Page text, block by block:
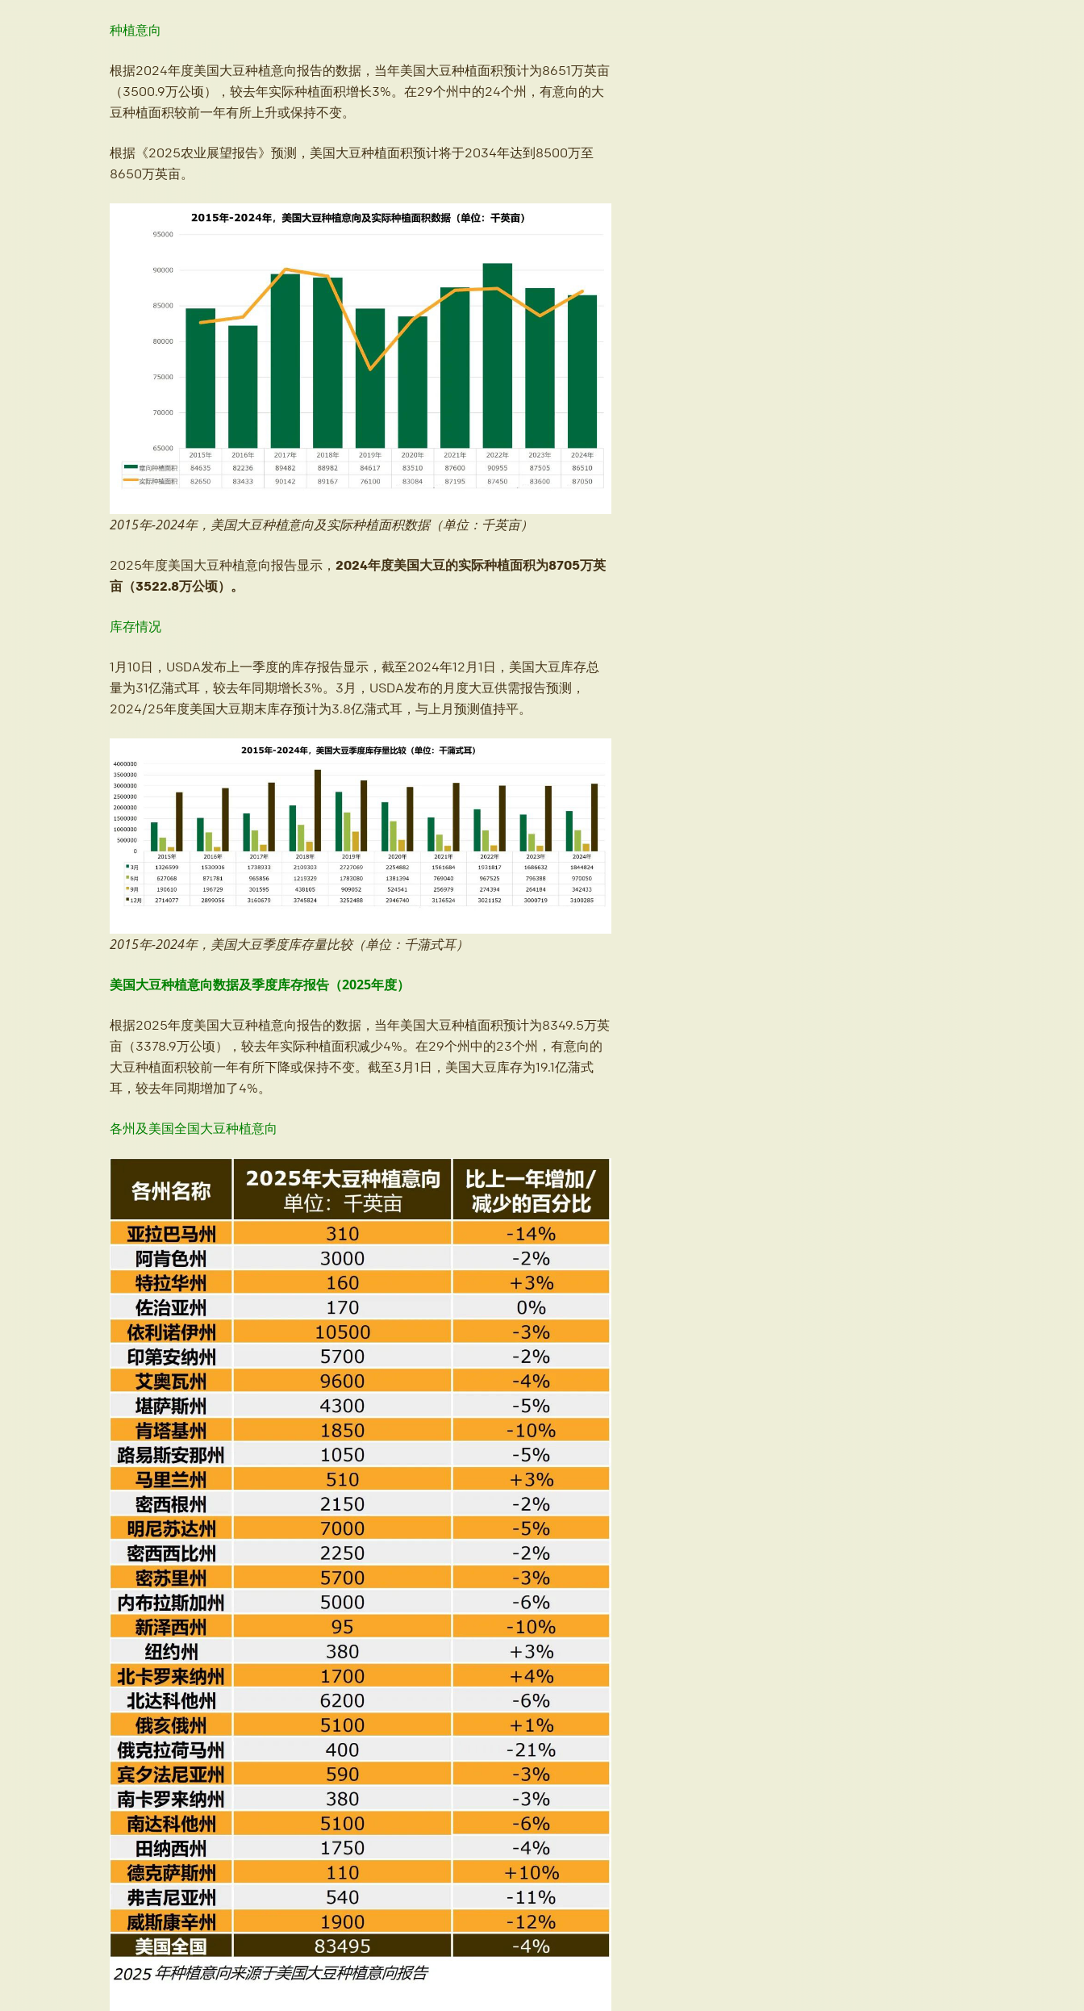
种植意向
根据2024年度美国大豆种植意向报告的数据，当年美国大豆种植面积预计为8651万英亩
（3500.9万公顷），较去年实际种植面积增长3%。在29个州中的24个州，有意向的大
豆种植面积较前一年有所上升或保持不变。
根据《2025农业展望报告》预测，美国大豆种植面积预计将于2034年达到8500万至
8650万英亩。
2015年-2024年，美国大豆种植意向及实际种植面积数据（单位：千英亩）
2025年度美国大豆种植意向报告显示， 2024年度美国大豆的实际种植面积为8705万英
亩（3522.8万公顷）。
库存情况
1月10日，USDA发布上一季度的库存报告显示，截至2024年12月1日，美国大豆库存总
量为31亿蒲式耳，较去年同期增长3%。3月，USDA发布的月度大豆供需报告预测，
2024/25年度美国大豆期末库存预计为3.8亿蒲式耳，与上月预测值持平。
2015年-2024年，美国大豆季度库存量比较（单位：千蒲式耳）
美国大豆种植意向数据及季度库存报告（2025年度）
根据2025年度美国大豆种植意向报告的数据，当年美国大豆种植面积预计为8349.5万英
亩（3378.9万公顷），较去年实际种植面积减少4%。在29个州中的23个州，有意向的
大豆种植面积较前一年有所下降或保持不变。截至3月1日，美国大豆库存为19.1亿蒲式
耳，较去年同期增加了4%。
各州及美国全国大豆种植意向